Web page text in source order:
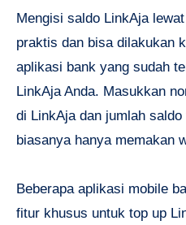
Mengisi saldo LinkAja
praktis dan bisa dilakukan
aplikasi bank yang sudah
LinkAja Anda. Masukkan
di LinkAja dan jumlah
biasanya hanya memakan
Beberapa aplikasi mobile
fitur khusus untuk top up